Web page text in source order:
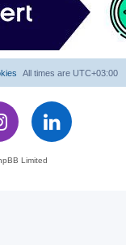
All times are UTC+03:00
Limited